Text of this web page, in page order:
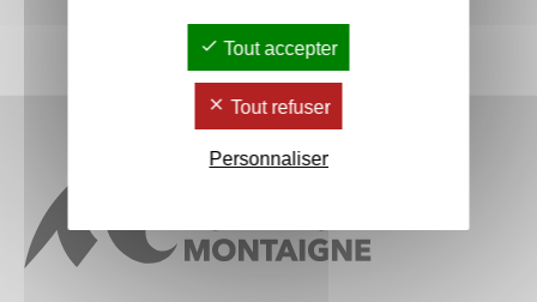
Tout accepter
Tout refuser
Personnaliser